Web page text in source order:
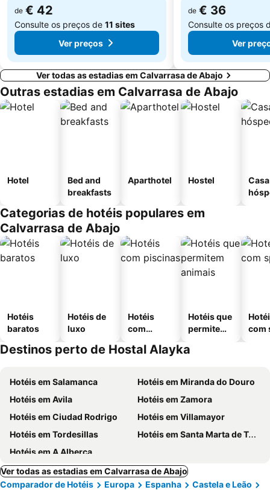
de € 42
Consulte os preços de 11 sites
Ver preços
de € 36
Consulte os preços
Ver
Ver todas as estadias em Calvarrasa de Abajo
Outras estadias em Calvarrasa de Abajo
Hotel
Bed and
breakfasts
Aparthotel Hostel
Categorias de hotéis populares em
Calvarrasa de Abajo
Hotéis
baratos
Hotéis de
luxo
Hotéis
com
Hotéis que
permitem
com
Destinos perto de Hostal Alayka
Hotéis em Salamanca
Hotéis em Miranda do Douro
Hotéis em Avila
Hotéis em Zamora
Hotéis em Ciudad Rodrigo
Hotéis em Villamayor
Hotéis em Tordesillas
Hotéis em Santa Marta de Tormes
Hotéis em A Alberca
Ver todas as estadias em Calvarrasa de Abajo
Comparador de Hotéis
Europa Espanha
Castela e Leão